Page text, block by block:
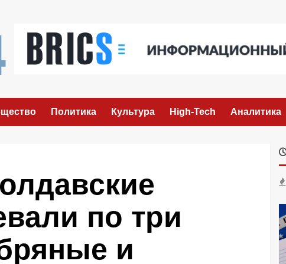
Политика Культура High-Tech Аналитика
по три
и